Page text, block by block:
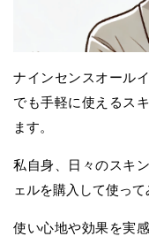
ナインセンスオール
でも手軽に使えるス
ます。
私自身、日々のスキ
ェルを購入して使って
使い心地や効果を実